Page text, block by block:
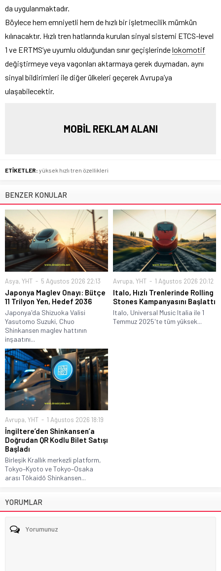
da uygulanmaktadır.
Böylece hem emniyetli hem de hızlı bir işletmecilik mümkün
kılınacaktır. Hızlı tren hatlarında kurulan sinyal sistemi ETCS-level
1 ve ERTMS’ye uyumlu olduğundan sınır geçişlerindelokomotif
değiştirmeye veya vagonları aktarmaya gerek duymadan, aynı
sinyal bildirimleri ile diğer ülkeleri geçerek Avrupa’ya
ulaşabilecektir.
MOBİL REKLAM ALANI
ETİKETLER: yüksek hızlı tren özellikleri
BENZER KONULAR
Asya, YHT 5 Ağustos 2026 22:13
Japonya Maglev Onayı: Bütçe
11 Trilyon Yen, Hedef 2036
Japonya'da Shizuoka Valisi
Yasutomo Suzuki, Chuo
Shinkansen maglev hattının
inşaatını...
Avrupa, YHT 1 Ağustos 2026 20:12
Italo, Hızlı Trenlerinde Rolling
Stones Kampanyasını Başlattı
Italo, Universal Music Italia ile 1
Temmuz 2025'te tüm yüksek...
Avrupa, YHT 1 Ağustos 2026 18:19
İngiltere’den Shinkansen’a
Doğrudan QR Kodlu Bilet Satışı
Başladı
Birleşik Krallık merkezli platform,
Tokyo–Kyoto ve Tokyo–Osaka
arası Tōkaidō Shinkansen...
YORUMLAR